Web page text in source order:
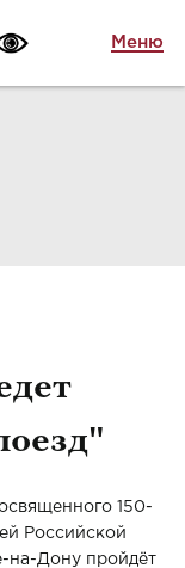
Меню
150-
Российской
на-Дону пройдёт